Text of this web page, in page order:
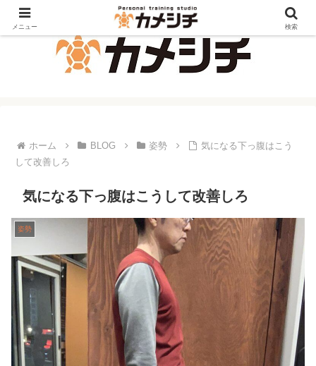
ホーム BLOG 姿勢
気になる下っ腹はこう
して改善しろ
気になる下っ腹はこうして改善しろ
姿勢
メニュー 検索